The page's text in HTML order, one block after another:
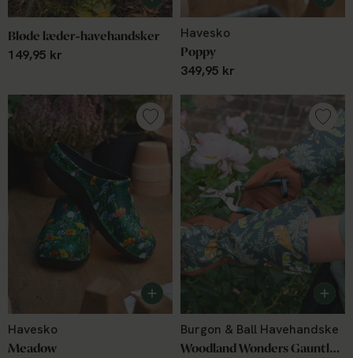
Bløde læder-havehandsker
149,95 kr
Havesko
Poppy
349,95 kr
Havesko
Meadow
Burgon & Ball Havehandske
Woodland Wonders Gauntlet Gloves